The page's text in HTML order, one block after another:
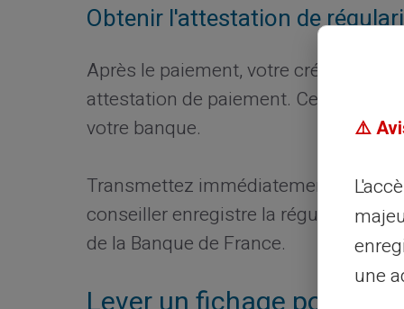
Obtenir l'attestation de
Après le paiement, votre créancier
attestation de paiement. Ce
votre banque.
Transmettez immédiatement cette
conseiller enregistre la
de la Banque de France.
⚠️
une